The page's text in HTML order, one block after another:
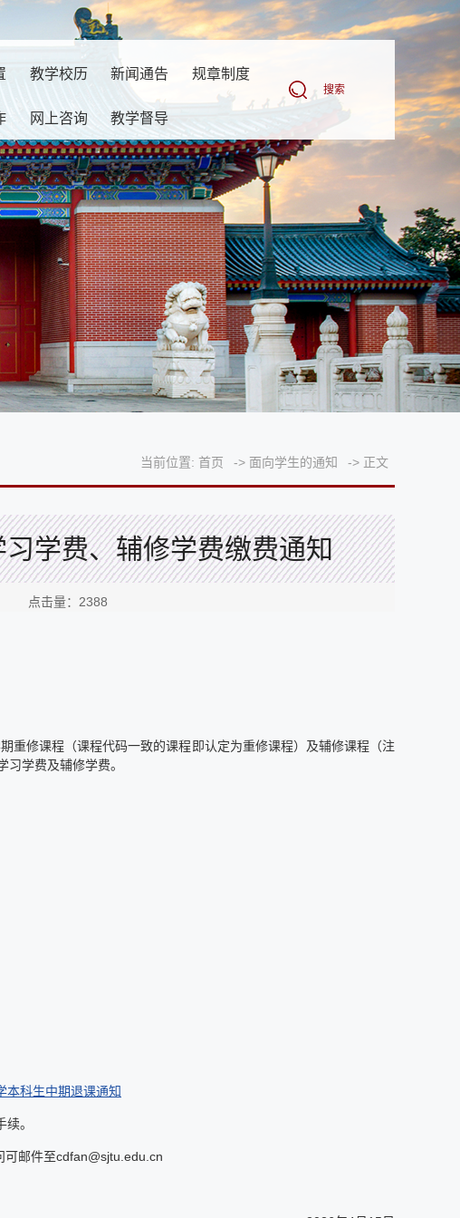
教学校历 新闻通告 规章制度
网上咨询 教学督导
搜索
当前位置: 首页 -> 面向学生的通知 -> 正文
学费、辅修学费缴费通知
点击量： 2388
重修课程（课程代码一致的课程即认定为重修课程）及辅修课程（注
学费及辅修学费。
本科生中期退课通知
。
邮件至cdfan@sjtu.edu.cn